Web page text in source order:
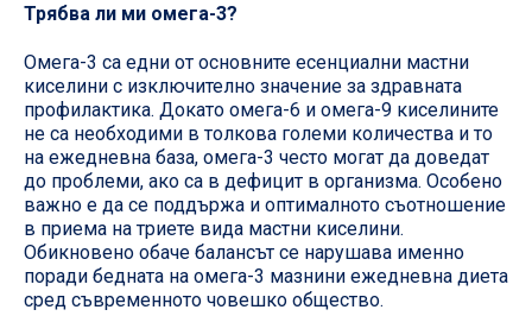
Трябва ли ми омега-3?
Омега-3 са едни от основните есенциални мастни
киселини с изключително значение за здравната
профилактика. Докато омега-6 и омега-9 киселините
не са необходими в толкова големи количества и то
на ежедневна база, омега-3 често могат да доведат
до проблеми, ако са в дефицит в организма. Особено
важно е да се поддържа и оптималното съотношение
в приема на триете вида мастни киселини.
Обикновено обаче балансът се нарушава именно
поради бедната на омега-3 мазнини ежедневна диета
сред съвременното човешко общество.